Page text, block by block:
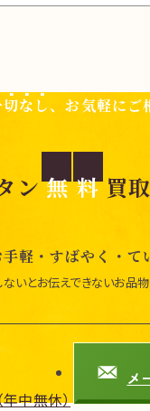
切なし、お気軽にご
ン 無 料 買
軽・すばやく・て
いとお伝えできないお品物
年中無休）
メ